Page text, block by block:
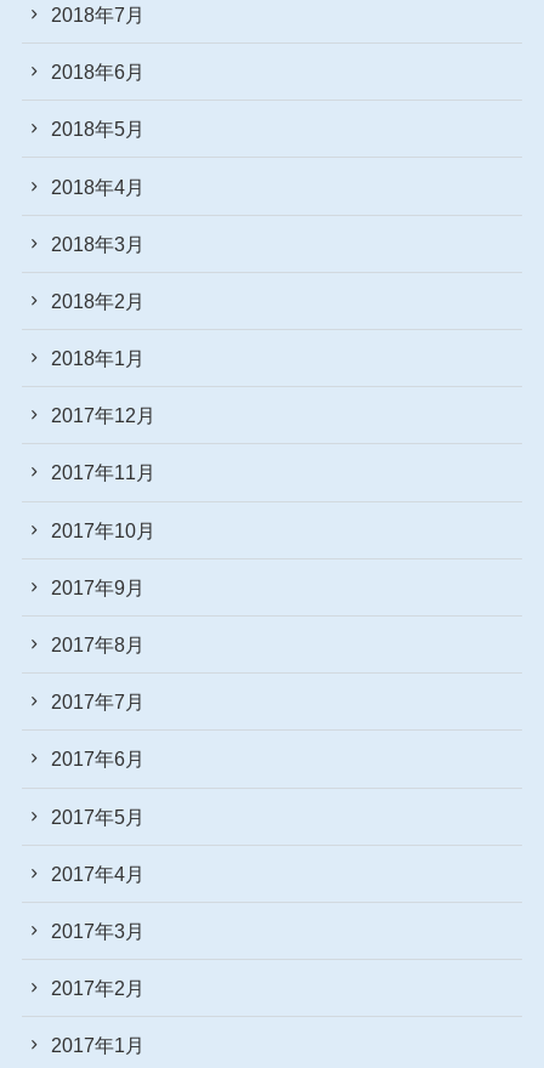
2018年7月
2018年6月
2018年5月
2018年4月
2018年3月
2018年2月
2018年1月
2017年12月
2017年11月
2017年10月
2017年9月
2017年8月
2017年7月
2017年6月
2017年5月
2017年4月
2017年3月
2017年2月
2017年1月